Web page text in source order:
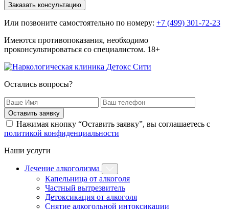
Заказать консультацию
Или позвоните самостоятельно по номеру: +7 (499) 301-72-23
Имеются противопоказания, необходимо
проконсультироваться со специалистом. 18+
Остались вопросы?
Оставить заявку
Нажимая кнопку “Оставить заявку”, вы соглашаетесь с
политикой конфиденциальности
Наши услуги
Лечение алкоголизма
Капельница от алкоголя
Частный вытрезвитель
Детоксикация от алкоголя
Снятие алкогольной интоксикации